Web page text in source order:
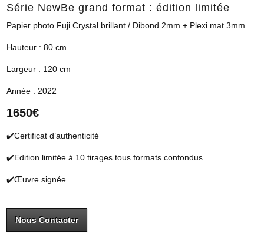
Série NewBe grand format : édition limitée
Papier photo Fuji Crystal brillant / Dibond 2mm + Plexi mat 3mm
Hauteur : 80 cm
Largeur : 120 cm
Année : 2022
1650€
✔️Certificat d’authenticité
✔️Edition limitée à 10 tirages tous formats confondus.
✔️Œuvre signée
Nous Contacter